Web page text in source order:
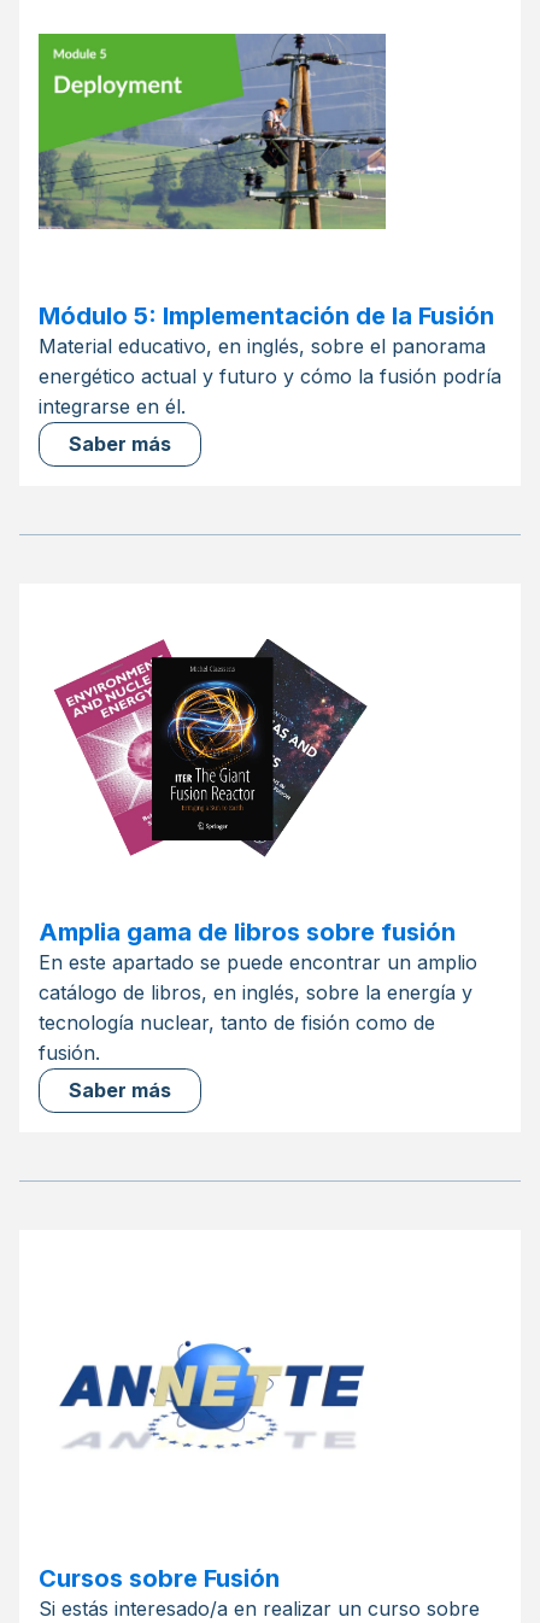
Módulo 5: Implementación de la Fusión
Material educativo, en inglés, sobre el panorama
energético actual y futuro y cómo la fusión podría
integrarse en él.
Saber más
Amplia gama de libros sobre fusión
En este apartado se puede encontrar un amplio
catálogo de libros, en inglés, sobre la energía y
tecnología nuclear, tanto de fisión como de
fusión.
Saber más
Cursos sobre Fusión
Si estás interesado/a en realizar un curso sobre